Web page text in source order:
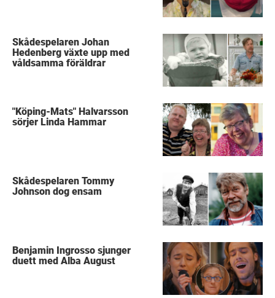
Skådespelaren Johan
Hedenberg växte upp med
våldsamma föräldrar
"Köping-Mats" Halvarsson
sörjer Linda Hammar
Skådespelaren Tommy
Johnson dog ensam
Benjamin Ingrosso sjunger
duett med Alba August